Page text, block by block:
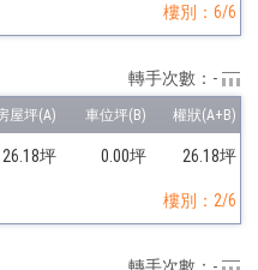
樓別：6/6
26.18坪 0.00坪 26.18坪
樓別：2/6
轉手次數：-